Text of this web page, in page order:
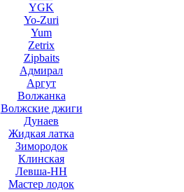
YGK
Yo-Zuri
Yum
Zetrix
Zipbaits
Адмирал
Аргут
Волжанка
Волжские джиги
Дунаев
Жидкая латка
Зимородок
Клинская
Левша-НН
Мастер лодок